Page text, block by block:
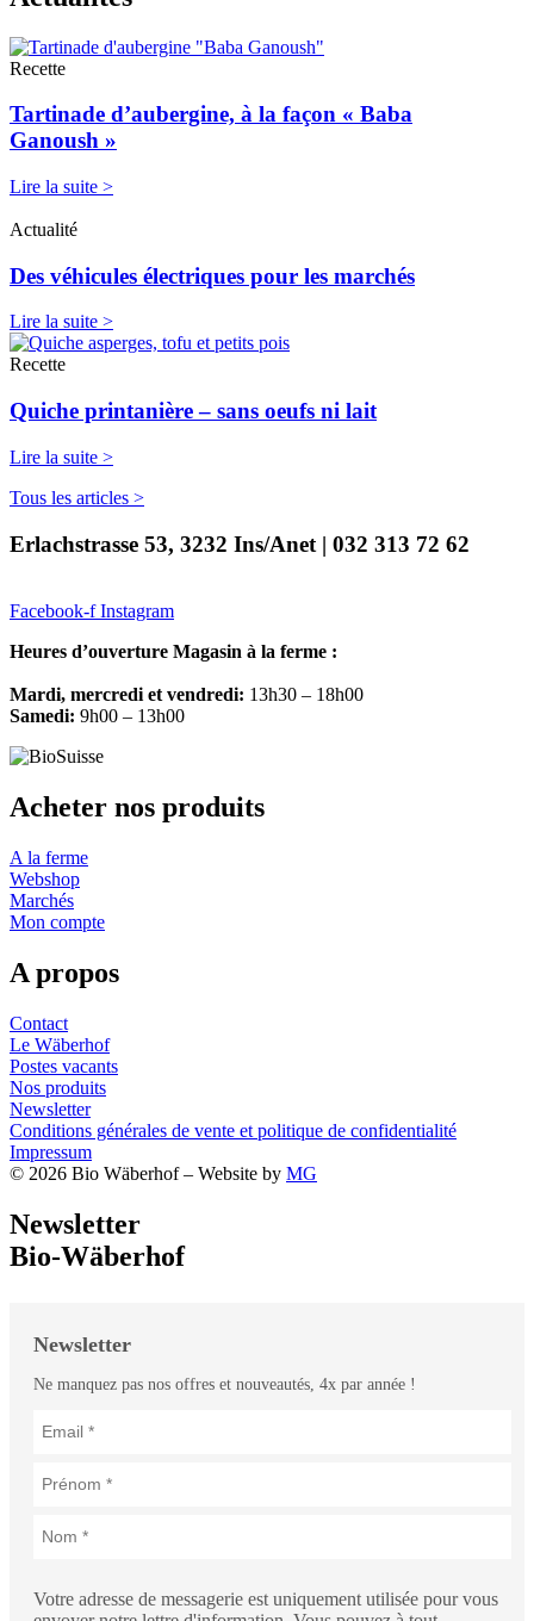
Recette
Tartinade d’aubergine, à la façon « Baba
Ganoush »
Lire la suite >
Actualité
Des véhicules électriques pour les marchés
Lire la suite >
Recette
Quiche printanière – sans oeufs ni lait
Lire la suite >
Tous les articles >
Erlachstrasse 53, 3232 Ins/Anet | 032 313 72 62
Facebook-f Instagram
Heures d’ouverture Magasin à la ferme :
Mardi, mercredi et vendredi: 13h30 – 18h00
Samedi: 9h00 – 13h00
Acheter nos produits
A la ferme
Webshop
Marchés
Mon compte
A propos
Contact
Le Wäberhof
Postes vacants
Nos produits
Newsletter
Conditions générales de vente et politique de confidentialité
Impressum
© 2026 Bio Wäberhof – Website by MG
Newsletter
Bio-Wäberhof
Newsletter
Ne manquez pas nos offres et nouveautés, 4x par année !
Votre adresse de messagerie est uniquement utilisée pour vous